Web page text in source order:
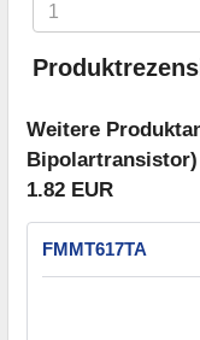
Weitere
Bipolartransistor)
1.82 EUR
FMMT617TA